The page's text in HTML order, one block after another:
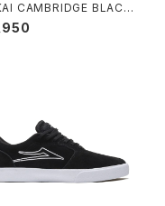
CAMBRIDGE BLACK/
SUEDE